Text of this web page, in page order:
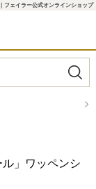
フェイラー公式オンラインショップ
熊本県熊本地方を震源
ル」ワッペンシ